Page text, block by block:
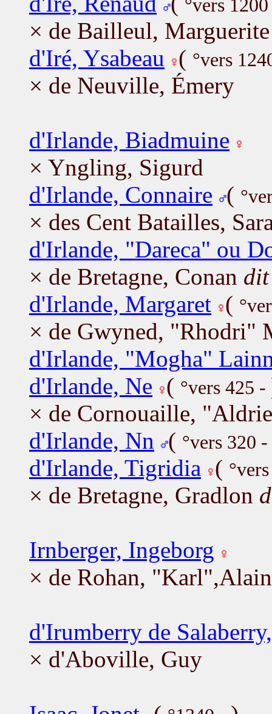
°vers
× de Bailleul, Marguerite
d'Iré, Ysabeau
( °vers
× de Neuville, Émery
d'Irlande, Biadmuine
× Yngling, Sigurd
d'Irlande, Connaire (
× des Cent Batailles,
d'Irlande, "Dareca" ou
× de Bretagne, Conan dit
d'Irlande, Margaret (
× de Gwyned, "Rhodri"
d'Irlande, "Mogha"
d'Irlande, Ne ( °vers 425 -
× de Cornouaille,
d'Irlande, Nn
( °vers 320 -
d'Irlande, Tigridia (
× de Bretagne, Gradlon
Irnberger, Ingeborg
× de Rohan,
d'Irumberry de
× d'Aboville, Guy